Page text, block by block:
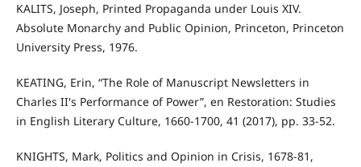
KALITS, Joseph, Printed Propaganda under Louis XIV.
Absolute Monarchy and Public Opinion, Princeton, Princeton
University Press, 1976.
KEATING, Erin, “The Role of Manuscript Newsletters in
Charles II's Performance of Power”, en Restoration: Studies
in English Literary Culture, 1660-1700, 41 (2017), pp. 33-52.
KNIGHTS, Mark, Politics and Opinion in Crisis, 1678-81,